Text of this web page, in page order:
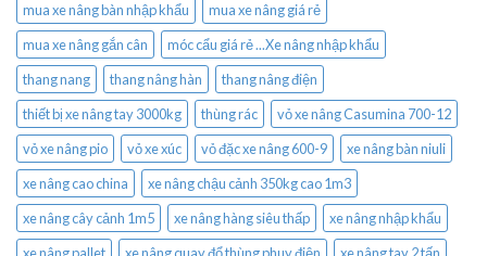
mua xe nâng bàn nhập khẩu
mua xe nâng giá rẻ
mua xe nâng gắn cân
móc cẩu giá rẻ ...Xe nâng nhập khẩu
thang nang
thang nâng hàn
thang nâng điện
thiết bị xe nâng tay 3000kg
thùng rác
vỏ xe nâng Casumina 700-12
vỏ xe nâng pio
vỏ xe xúc vỏ đặc xe nâng 600-9
xe nâng bàn niuli
xe nâng cao china
xe nâng chậu cảnh 350kg cao 1m3
xe nâng cây cảnh 1m5
xe nâng hàng siêu thấp
xe nâng nhập khẩu